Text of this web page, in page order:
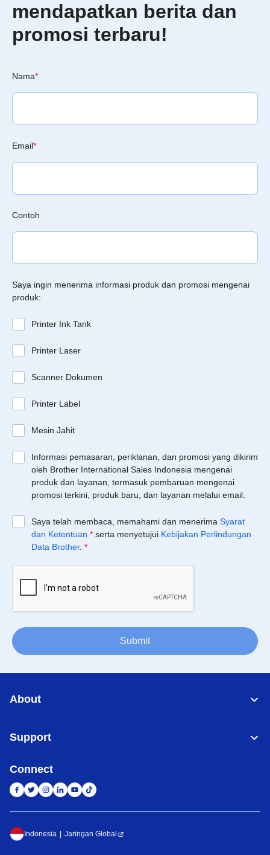
mendapatkan berita dan
promosi terbaru!
Nama*
Email*
Contoh
Saya ingin menerima informasi produk dan promosi mengenai
produk:
Printer Ink Tank
Printer Laser
Scanner Dokumen
Printer Label
Mesin Jahit
Informasi pemasaran, periklanan, dan promosi yang dikirim
oleh Brother International Sales Indonesia mengenai
produk dan layanan, termasuk pembaruan mengenai
promosi terkini, produk baru, dan layanan melalui email.
Saya telah membaca, memahami dan menerima Syarat
dan Ketentuan * serta menyetujui Kebijakan Perlindungan
Data Brother. *
Submit
About
Support
Connect
Indonesia Jaringan Global